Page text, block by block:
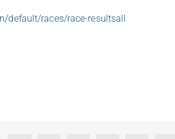
default/races/race-resultsall